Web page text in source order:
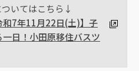
いてはこちら↓
和7年11月22日(土)】子
日！小田原移住バスツ